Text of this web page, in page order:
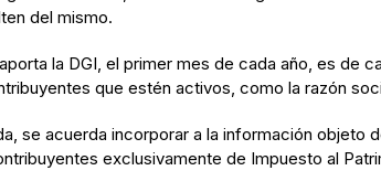
del mismo.
la DGI, el primer mes de cada año, es de
que estén activos, como la razón
se acuerda incorporar a la información
exclusivamente de Impuesto al